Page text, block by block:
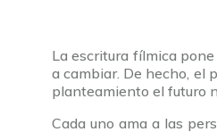
La escritura fílmica
a cambiar. De hecho, el
planteamiento el futuro
Cada uno ama a las